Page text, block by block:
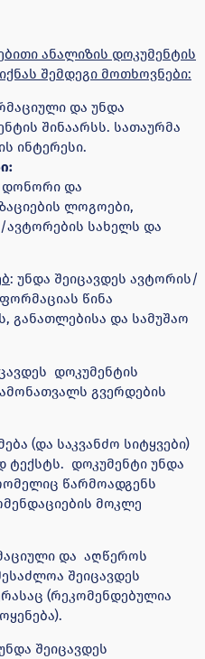
ანალიზის დოკუმენტის
შემდეგი მოთხოვნები:
და უნდა
შინაარსს. სათაურმა
ინტერესი.
დონორი და
ლოგოები,
ავტორების სახელს და
: უნდა შეიცავდეს ავტორის/
წინა
განათლებისა და სამუშაო
დოკუმენტის
გვერდების
(და საკვანძო სიტყვები)
ტექსტს. დოკუმენტი უნდა
წარმოადგენს
მოკლე
და აღწეროს
შეიცავდეს
(რეკომენდებულია
შეიცავდეს